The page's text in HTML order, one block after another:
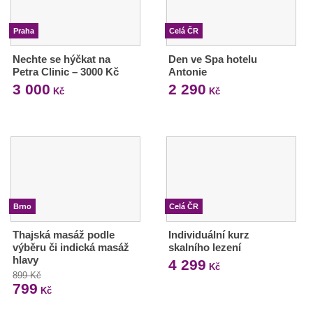
Praha
Nechte se hýčkat na
Petra Clinic – 3000 Kč
3 000 Kč
Celá ČR
Den ve Spa hotelu
Antonie
2 290 Kč
Brno
Thajská masáž podle
výběru či indická masáž
hlavy
899 Kč
799 Kč
Celá ČR
Individuální kurz
skalního lezení
4 299 Kč